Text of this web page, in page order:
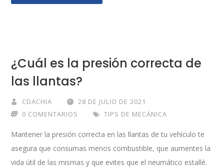
¿Cuál es la presión correcta de
las llantas?
CDACHIA
28 DE JULIO DE 2021
0 COMENTARIOS
TIPS DE MECÁNICA
Mantener la presión correcta en las llantas de tu vehículo te
asegura que consumas menos combustible, que aumentes la
vida útil de las mismas y que evites que el neumático estallé.